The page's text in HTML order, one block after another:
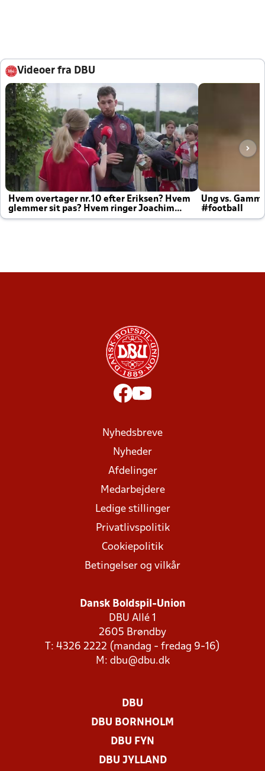
Videoer fra DBU
Hvem overtager nr.10 efter Eriksen? Hvem
glemmer sit pas? Hvem ringer Joachim
altid til efter kampe?
Ung vs.
#football
Nyhedsbreve
Nyheder
Afdelinger
Medarbejdere
Ledige stillinger
Privatlivspolitik
Cookiepolitik
Betingelser og vilkår
Dansk Boldspil-Union
DBU Allé 1
2605 Brøndby
T: 4326 2222 (mandag - fredag 9-16)
M: dbu@dbu.dk
DBU
DBU BORNHOLM
DBU FYN
DBU JYLLAND